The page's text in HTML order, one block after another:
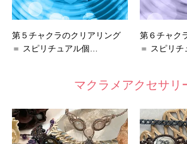
第５チャクラのクリアリング
＝ スピリチュアル個…
第６チャク
＝ スピリチ
マクラメアクセサリ